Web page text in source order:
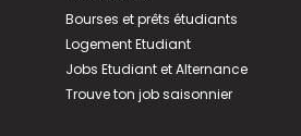
Bourses et prêts étudiants
Logement Etudiant
Jobs Etudiant et Alternance
Trouve ton job saisonnier